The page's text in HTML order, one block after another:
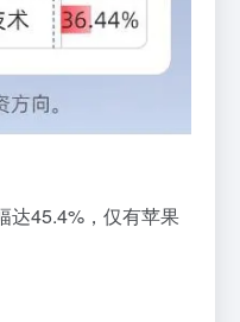
达45.4% ， 仅有苹果